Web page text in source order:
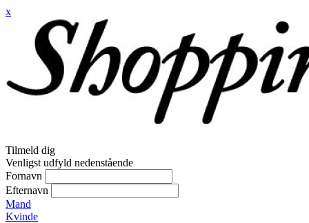
x
Tilmeld dig
Venligst udfyld nedenstående
Fornavn
Efternavn
Mand
Kvinde